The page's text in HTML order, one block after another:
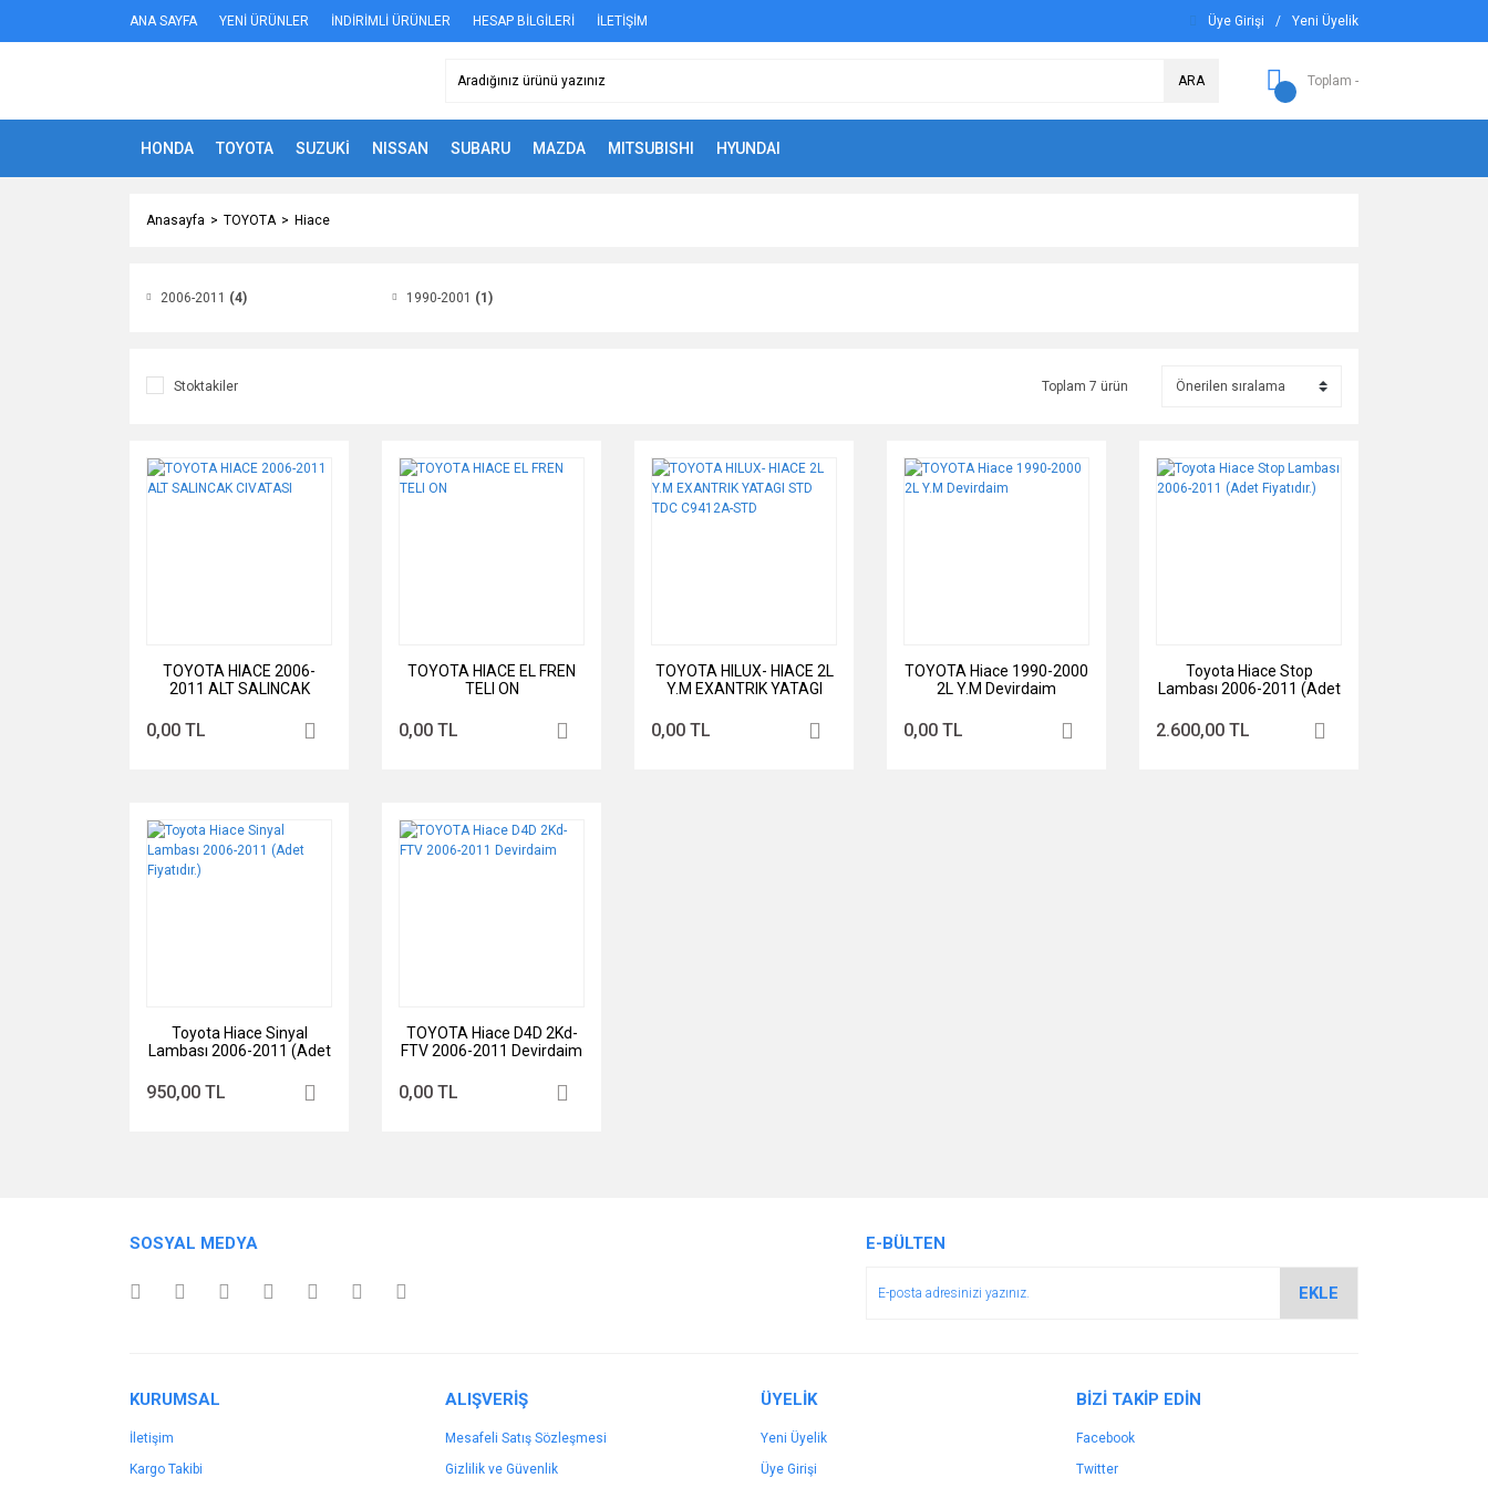
ANA SAYFA YENİ ÜRÜNLER İNDİRİMLİ ÜRÜNLER HESAP BİLGİLERİ İLETİŞİM Üye Girişi / Yeni Üyelik
ARA Toplam -
HONDA TOYOTA SUZUKİ NISSAN SUBARU MAZDA MITSUBISHI HYUNDAI
Anasayfa TOYOTA Hiace
2006-2011 (4) 1990-2001 (1)
Stoktakiler Toplam 7 ürün
TOYOTA HIACE 2006-
2011 ALT SALINCAK
0,00 TL
TOYOTA HIACE EL FREN
TELI ON
0,00 TL
TOYOTA HILUX- HIACE 2L
Y.M EXANTRIK YATAGI
0,00 TL
TOYOTA Hiace 1990-2000
2L Y.M Devirdaim
0,00 TL
Toyota Hiace Stop
Lambası 2006-2011 (Adet
2.600,00 TL
Toyota Hiace Sinyal
Lambası 2006-2011 (Adet
950,00 TL
TOYOTA Hiace D4D 2Kd-
FTV 2006-2011 Devirdaim
0,00 TL
SOSYAL MEDYA E-BÜLTEN
EKLE
KURUMSAL
İletişim
Kargo Takibi
ALIŞVERİŞ
Mesafeli Satış Sözleşmesi
Gizlilik ve Güvenlik
ÜYELİK
Yeni Üyelik
Üye Girişi
BİZİ TAKİP EDİN
Facebook
Twitter